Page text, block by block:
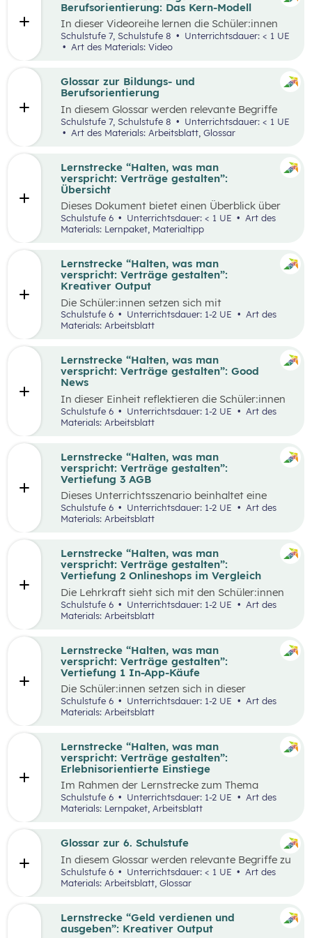
ihren Lernprozess zu übernehmen.
Berufsorientierung: Das Kern-Modell
In dieser Videoreihe lernen die Schüler:innen
wie sie selbstbewusst auftreten, authentisch
wirken und gleichzeitig Menschen von sich
Schulstufe 7, Schulstufe 8
Unterrichtsdauer: < 1 UE
Art des Materials: Video
Glossar zur Bildungs- und
Berufsorientierung
In diesem Glossar werden relevante Begriffe
zum Thema „Bildungs- und Berufsorientierung“
erklärt. Zusätzlich gibt es Arbeitsblätter zu
Schulstufe 7, Schulstufe 8
Unterrichtsdauer: < 1 UE
Art des Materials: Arbeitsblatt, Glossar
Lernstrecke “Halten, was man
verspricht: Verträge gestalten”:
Übersicht
Dieses Dokument bietet einen Überblick über
alle Materialien, die für die Lerntrecke “Halten,
was man verspricht – Verträge gestalten” für
Schulstufe 6 Unterrichtsdauer: < 1 UE
Materials: Lernpaket, Materialtipp
Lernstrecke “Halten, was man
verspricht: Verträge gestalten”:
Kreativer Output
Die Schüler:innen setzen sich mit
selbstgewählten Aspekten der
Vertragsgestaltung auseinander und drehen
Schulstufe 6 Unterrichtsdauer: 1-2 UE
Art des
Materials: Arbeitsblatt
Lernstrecke “Halten, was man
verspricht: Verträge gestalten”: Good
News
In dieser Einheit reflektieren die Schüler:innen
die Inhalte der Lernstrecke “Halten, was man
verspricht – Verträge gestalten”.
Schulstufe 6 Unterrichtsdauer: 1-2 UE
Materials: Arbeitsblatt
Lernstrecke “Halten, was man
verspricht: Verträge gestalten”:
Vertiefung 3 AGB
Dieses Unterrichtsszenario beinhaltet eine
Gruppenarbeit, bei der sich die Schüler:innen
mit Ausschnitten aus den AGBs von Zalando
Schulstufe 6 Unterrichtsdauer: 1-2 UE
Art des
Materials: Arbeitsblatt
Lernstrecke “Halten, was man
verspricht: Verträge gestalten”:
Vertiefung 2 Onlineshops im Vergleich
Die Lehrkraft sieht sich mit den Schüler:innen
zum Einstieg einen Onlineshop eines bekannten
Online-Händlers an.
Schulstufe 6 Unterrichtsdauer: 1-2 UE
Materials: Arbeitsblatt
Lernstrecke “Halten, was man
verspricht: Verträge gestalten”:
Vertiefung 1 In-App-Käufe
Die Schüler:innen setzen sich in dieser
Alltagschallenge mit dem eigenen digitalen
Konsumverhalten auseinander.
Schulstufe 6 Unterrichtsdauer: 1-2 UE
Materials: Arbeitsblatt
Lernstrecke “Halten, was man
verspricht: Verträge gestalten”:
Erlebnisorientierte Einstiege
Im Rahmen der Lernstrecke zum Thema
“Halten, was man verspricht – Verträge
gestalten”, werden drei mögliche Einstiegsideen
Schulstufe 6 Unterrichtsdauer: 1-2 UE
Art des
Materials: Lernpaket, Arbeitsblatt
Glossar zur 6. Schulstufe
In diesem Glossar werden relevante Begriffe zu
den Lehrplanpunkten “Energie und Ressourcen”
sowie “Produktion und Konsum” erklärt.
Zusätzlich gibt es Arbeitsblätter zu
Schulstufe 6 Unterrichtsdauer: < 1 UE
Materials: Arbeitsblatt, Glossar
Lernstrecke “Geld verdienen und
ausgeben”: Kreativer Output